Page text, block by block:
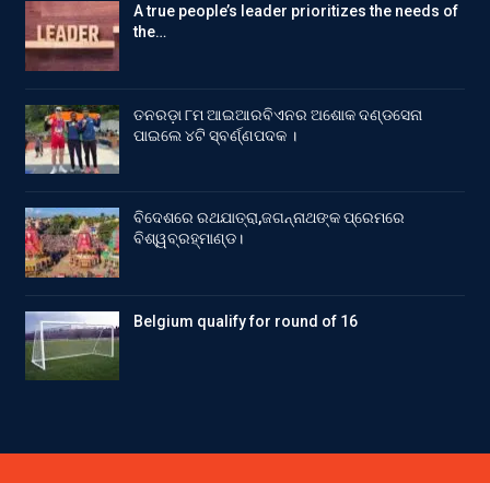
A true people’s leader prioritizes the needs of
the…
ତନରଡ଼ା ୮ମ ଆଇଆରବିଏନର ଅଶୋକ ଦଣ୍ଡସେନା
ପାଇଲେ ୪ଟି ସ୍ବର୍ଣ୍ଣପଦକ ।
ବିଦେଶରେ ରଥଯାତ୍ରା,ଜଗନ୍ନାଥଙ୍କ ପ୍ରେମରେ
ବିଶ୍ୱବ୍ରହ୍ମାଣ୍ଡ।
Belgium qualify for round of 16